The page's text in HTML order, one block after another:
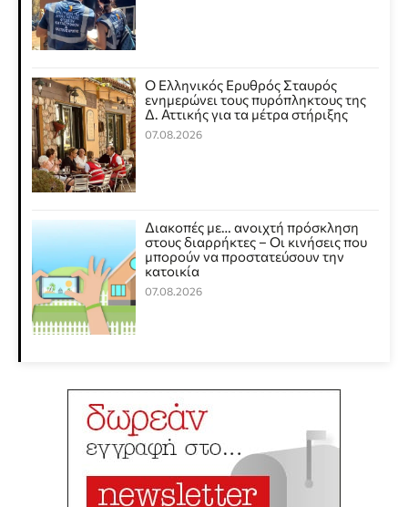
Ο Ελληνικός Ερυθρός Σταυρός
ενημερώνει τους πυρόπληκτους της
Δ. Αττικής για τα μέτρα στήριξης
07.08.2026
Διακοπές με… ανοιχτή πρόσκληση
στους διαρρήκτες – Οι κινήσεις που
μπορούν να προστατεύσουν την
κατοικία
07.08.2026